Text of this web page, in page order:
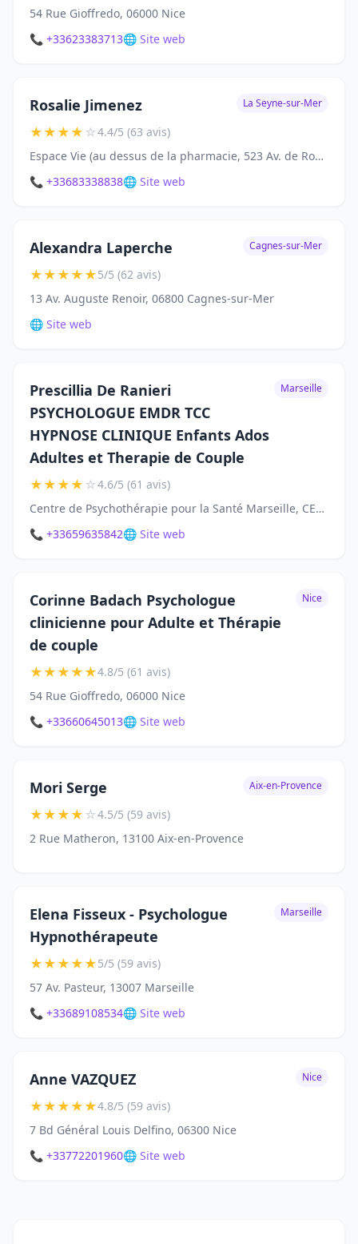
54 Rue Gioffredo, 06000 Nice
📞 +33623383713🌐 Site web
Rosalie Jimenez La Seyne-sur-Mer
★★★★☆4.4/5 (63 avis)
Espace Vie (au dessus de la pharmacie, 523 Av. de Rome, 83500 La Seyne-sur-Mer
📞 +33683338838🌐 Site web
Alexandra Laperche Cagnes-sur-Mer
★★★★★5/5 (62 avis)
13 Av. Auguste Renoir, 06800 Cagnes-sur-Mer
🌐 Site web
Prescillia De Ranieri
PSYCHOLOGUE EMDR TCC
HYPNOSE CLINIQUE Enfants Ados
Adultes et Therapie de Couple
Marseille
★★★★☆4.6/5 (61 avis)
Centre de Psychothérapie pour la Santé Marseille, CENTRE SANTE CORDERIE, 63 Bd de la Corderie, 13007 Marseille
📞 +33659635842🌐 Site web
Corinne Badach Psychologue
clinicienne pour Adulte et Thérapie
de couple
Nice
★★★★★4.8/5 (61 avis)
54 Rue Gioffredo, 06000 Nice
📞 +33660645013🌐 Site web
Mori Serge Aix-en-Provence
★★★★☆4.5/5 (59 avis)
2 Rue Matheron, 13100 Aix-en-Provence
Elena Fisseux - Psychologue
Hypnothérapeute
Marseille
★★★★★5/5 (59 avis)
57 Av. Pasteur, 13007 Marseille
📞 +33689108534🌐 Site web
Anne VAZQUEZ Nice
★★★★★4.8/5 (59 avis)
7 Bd Général Louis Delfino, 06300 Nice
📞 +33772201960🌐 Site web